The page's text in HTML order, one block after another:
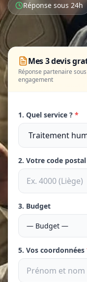
Réponse sous 24h
Mes 3 devis
Réponse partenaire
engagement
1. Quel service ? *
2. Votre code postal
3. Budget
5. Vos coordonnées